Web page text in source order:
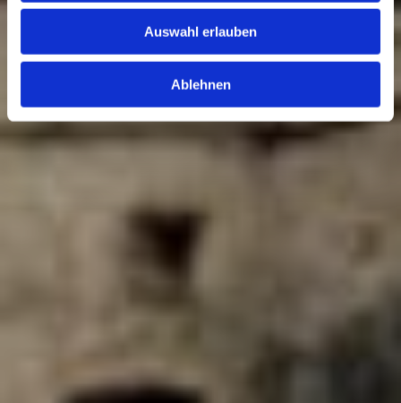
Auswahl erlauben
Ablehnen